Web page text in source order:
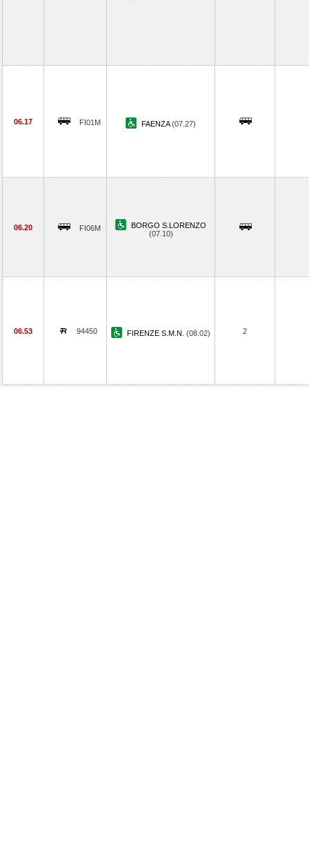
06.17 FI01M FAENZA(07.27)
06.20 FI06M
BORGO S.LORENZO
(07.10)
06.53 94450 FIRENZE S.M.N. (08.02) 2